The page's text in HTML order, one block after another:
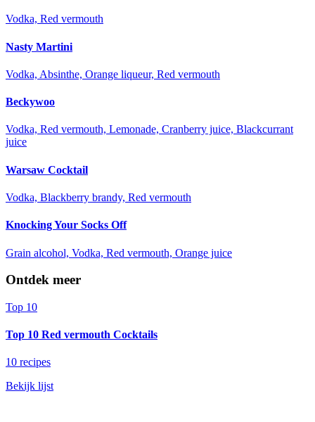
Vodka, Red vermouth
Nasty Martini
Vodka, Absinthe, Orange liqueur, Red vermouth
Beckywoo
Vodka, Red vermouth, Lemonade, Cranberry juice, Blackcurrant
juice
Warsaw Cocktail
Vodka, Blackberry brandy, Red vermouth
Knocking Your Socks Off
Grain alcohol, Vodka, Red vermouth, Orange juice
Ontdek meer
Top 10
Top 10 Red vermouth Cocktails
10 recipes
Bekijk lijst